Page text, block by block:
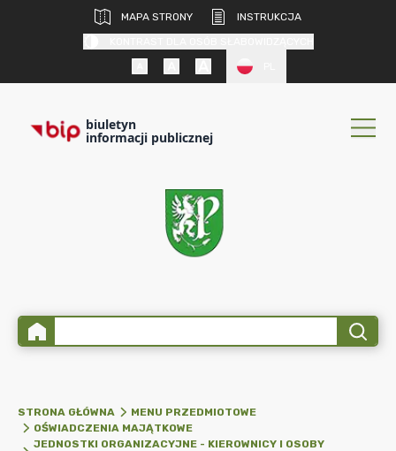
MAPA STRONY
INSTRUKCJA
biuletyn
informacji publicznej
STRONA GŁÓWNA
MENU PRZEDMIOTOWE
OŚWIADCZENIA MAJĄTKOWE
JEDNOSTKI ORGANIZACYJNE - KIEROWNICY I OSOBY